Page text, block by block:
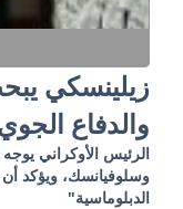
زيلينسكي
والدفاع
الرئيس الأوكراني يوجه
وسلوفيانسك، ويؤكد
الدبلوماسية"